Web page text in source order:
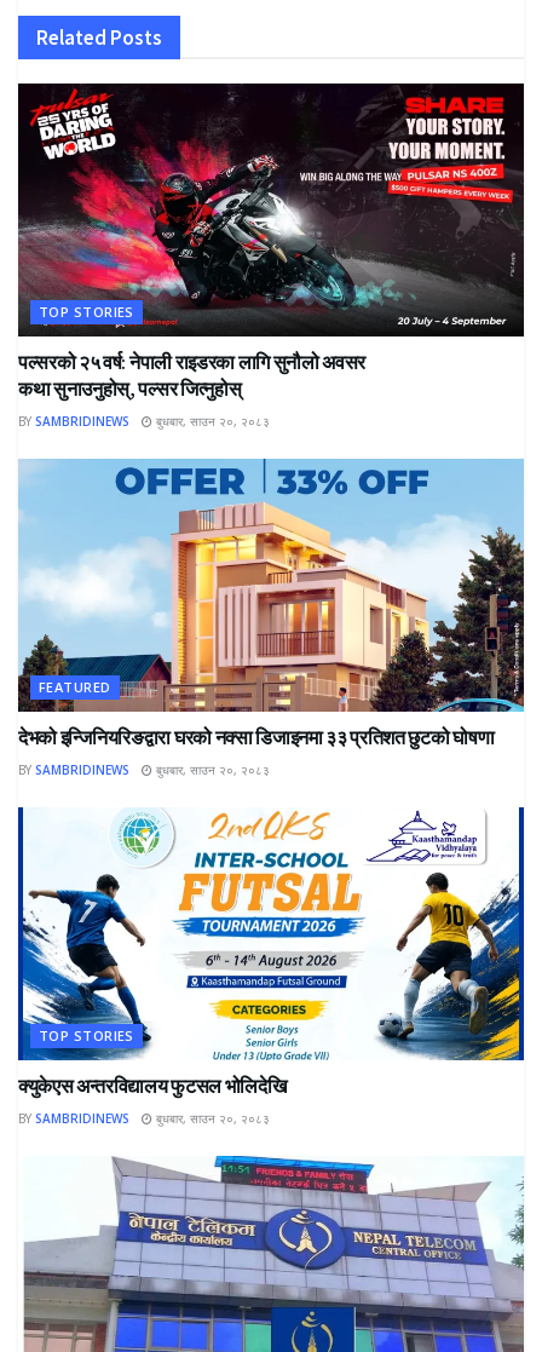
Related Posts
TOP STORIES
पल्सरको २५ वर्ष: नेपाली राइडरका लागि सुनौलो अवसर
कथा सुनाउनुहोस्, पल्सर जित्नुहोस्
BY SAMBRIDINEWS बुधबार, साउन २०, २०८३
FEATURED
देभको इन्जिनियरिङद्वारा घरको नक्सा डिजाइनमा ३३ प्रतिशत छुटको घोषणा
BY SAMBRIDINEWS बुधबार, साउन २०, २०८३
TOP STORIES
क्युकेएस अन्तरविद्यालय फुटसल भोलिदेखि
BY SAMBRIDINEWS बुधबार, साउन २०, २०८३